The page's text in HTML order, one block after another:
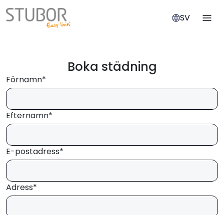
SV
Boka städning
Förnamn*
Efternamn*
E-postadress*
Adress*